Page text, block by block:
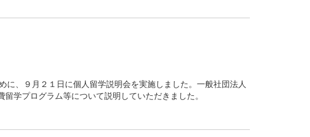
、９月２１日に個人留学説明会を実施しました。一般社団法人
学プログラム等について説明していただきました。